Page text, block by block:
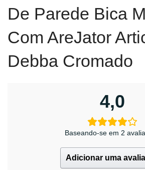
De Parede Bica
Com AreJator
Debba Cromado
4,0
Baseando-se em 2
Adicionar uma